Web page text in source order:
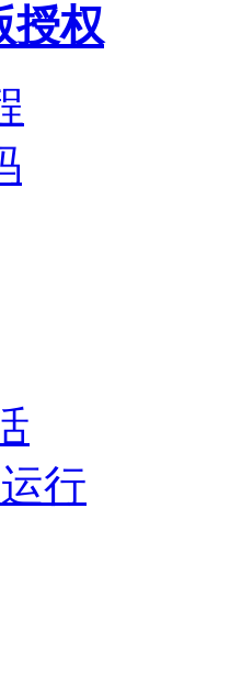
授权
行